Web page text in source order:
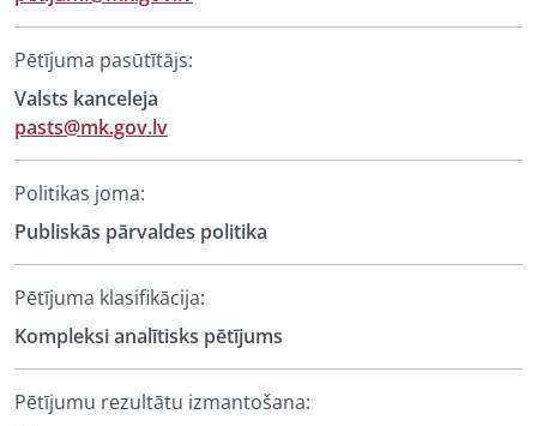
Pētījuma pasūtītājs:
Valsts kanceleja
pasts@mk.gov.lv
Politikas joma:
Publiskās pārvaldes politika
Pētījuma klasifikācija:
Kompleksi analītisks pētījums
Pētījumu rezultātu izmantošana: